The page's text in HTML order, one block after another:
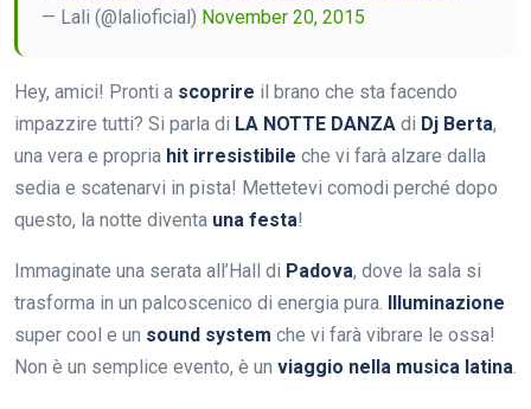
— Lali (@lalioficial) November 20, 2015
Hey, amici! Pronti a scoprire il brano che sta facendo
impazzire tutti? Si parla di LA NOTTE DANZA di Dj Berta,
una vera e propria hit irresistibile che vi farà alzare dalla
sedia e scatenarvi in pista! Mettetevi comodi perché dopo
questo, la notte diventa una festa!
Immaginate una serata all’Hall di Padova, dove la sala si
trasforma in un palcoscenico di energia pura.
Illuminazione
super cool e un sound system che vi farà vibrare le ossa!
Non è un semplice evento, è un viaggio nella musica latina.